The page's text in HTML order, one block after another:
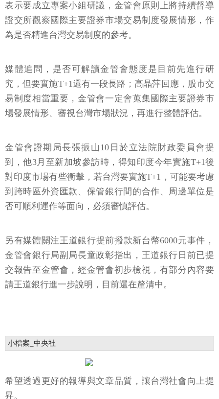
表示要成立專案小組研議，金管會原則上將持續督導
證交所觀察國際主要證券市場交易制度發展情形，作
為是否精進台灣交易制度的參考。
媒體追問，是否可解讀金管會態度是目前先進行研
究，但要實施T+1還有一段長路；高晶萍回應，股市交
易制度相當重要，金管會一定會蒐集國際主要證券市
場發展情形、審視台灣市場狀況，再進行整體評估。
金管會證期局長張振山10日於立法院財政委員會提
到，他3月至新加坡參訪時，得知印度今年實施T+1後
對印度市場有些衝擊，若台灣要實施T+1，可能要考慮
到跨時區外資匯款、保管銀行間的合作、周邊單位是
否可順利運作等面向，必須審慎評估。
另有媒體關注王道銀行提前撥款新台幣6000元事件，
金管會銀行局副局長童政彰指出，王道銀行日前已提
交報告至金管會，經金管會初步檢視，有部分內容要
請王道銀行進一步說明，目前還在釐清中。
小檔案_中央社
希望透過更好的報導與文章品質，讓台灣社會向上提
昇。